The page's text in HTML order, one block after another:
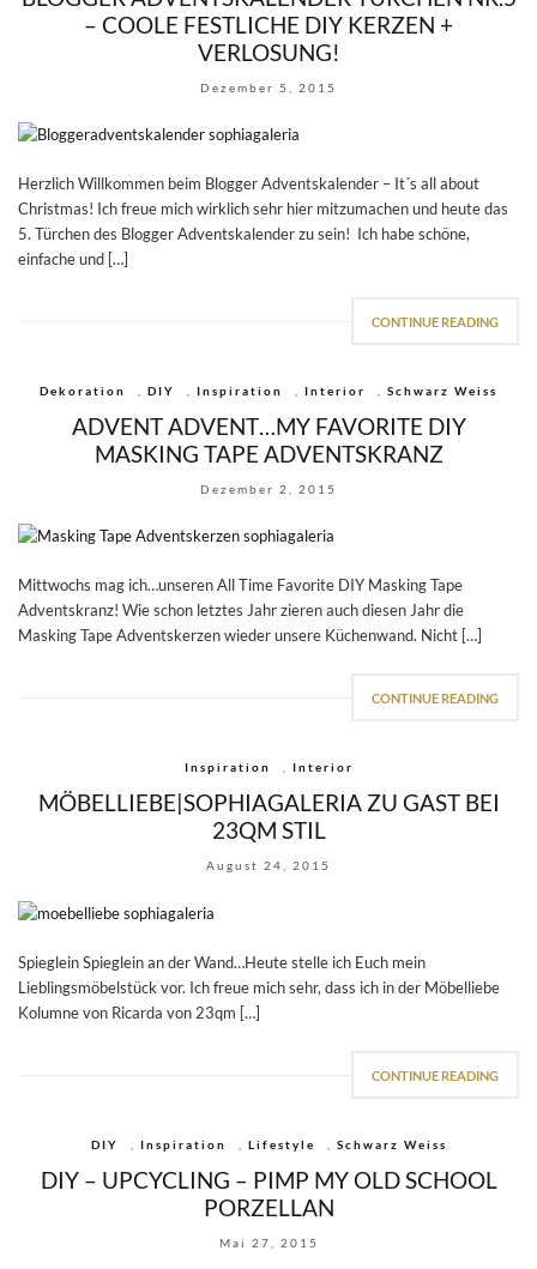
– COOLE FESTLICHE DIY KERZEN +
VERLOSUNG!
Dezember 5, 2015
Herzlich Willkommen beim Blogger Adventskalender – It´s all about
Christmas! Ich freue mich wirklich sehr hier mitzumachen und heute das
5. Türchen des Blogger Adventskalender zu sein! Ich habe schöne,
einfache und […]
CONTINUE READING
Dekoration DIY Inspiration Interior Schwarz Weiss
ADVENT ADVENT…MY FAVORITE DIY
MASKING TAPE ADVENTSKRANZ
Dezember 2, 2015
Mittwochs mag ich…unseren All Time Favorite DIY Masking Tape
Adventskranz! Wie schon letztes Jahr zieren auch diesen Jahr die
Masking Tape Adventskerzen wieder unsere Küchenwand. Nicht […]
CONTINUE READING
Inspiration , Interior
MÖBELLIEBE|SOPHIAGALERIA ZU GAST BEI
23QM STIL
August 24, 2015
Spieglein Spieglein an der Wand…Heute stelle ich Euch mein
Lieblingsmöbelstück vor. Ich freue mich sehr, dass ich in der Möbelliebe
Kolumne von Ricarda von 23qm […]
CONTINUE READING
DIY Inspiration Lifestyle Schwarz Weiss
DIY – UPCYCLING – PIMP MY OLD SCHOOL
PORZELLAN
Mai 27, 2015